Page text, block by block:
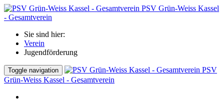
PSV Grün-Weiss Kassel
- Gesamtverein
Sie sind hier:
Verein
Jugendförderung
Toggle navigation
PSV
Grün-Weiss Kassel - Gesamtverein